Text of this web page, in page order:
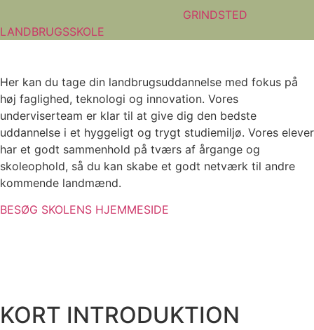
GRINDSTED
LANDBRUGSSKOLE
Her kan du tage din landbrugsuddannelse med fokus på
høj faglighed, teknologi og innovation. Vores
underviserteam er klar til at give dig den bedste
uddannelse i et hyggeligt og trygt studiemiljø. Vores elever
har et godt sammenhold på tværs af årgange og
skoleophold, så du kan skabe et godt netværk til andre
kommende landmænd.
BESØG SKOLENS HJEMMESIDE
KORT INTRODUKTION